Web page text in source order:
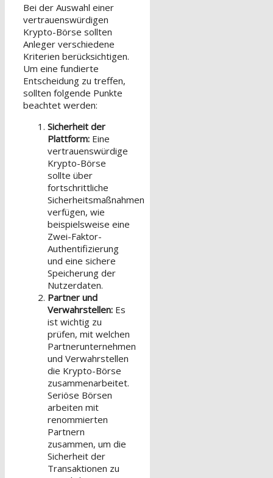
Bei der Auswahl einer
vertrauenswürdigen
Krypto-Börse sollten
Anleger verschiedene
Kriterien berücksichtigen.
Um eine fundierte
Entscheidung zu treffen,
sollten folgende Punkte
beachtet werden:
Sicherheit der
Plattform: Eine
vertrauenswürdige
Krypto-Börse
sollte über
fortschrittliche
Sicherheitsmaßnahmen
verfügen, wie
beispielsweise eine
Zwei-Faktor-
Authentifizierung
und eine sichere
Speicherung der
Nutzerdaten.
Partner und
Verwahrstellen: Es
ist wichtig zu
prüfen, mit welchen
Partnerunternehmen
und Verwahrstellen
die Krypto-Börse
zusammenarbeitet.
Seriöse Börsen
arbeiten mit
renommierten
Partnern
zusammen, um die
Sicherheit der
Transaktionen zu